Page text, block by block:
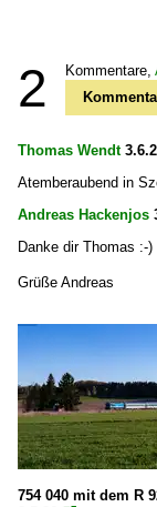
2 Kommentare,
Thomas Wendt
Atemberaubend in
Andreas Hackenjos
Danke dir Thomas :-)
Grüße Andreas
754 040 mit dem R